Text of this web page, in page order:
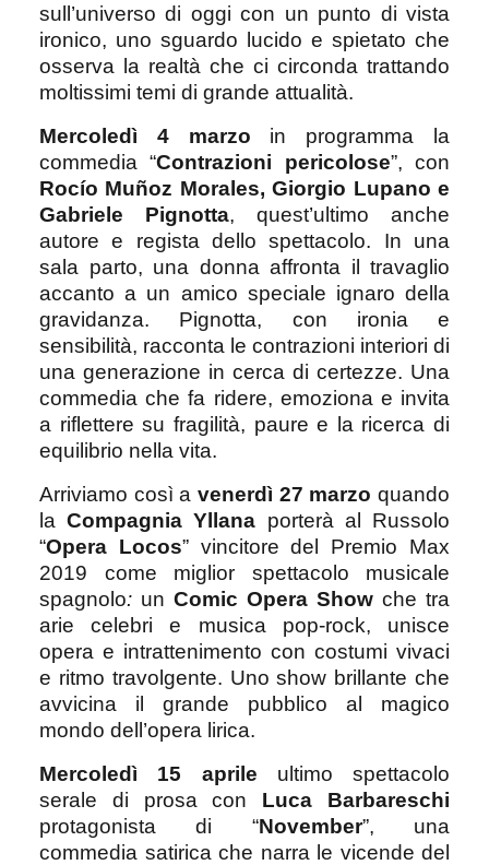
sull’universo di oggi con un punto di vista
ironico, uno sguardo lucido e spietato che
osserva la realtà che ci circonda trattando
moltissimi temi di grande attualità.
Mercoledì 4 marzo in programma la
commedia “Contrazioni pericolose”, con
Rocío Muñoz Morales, Giorgio Lupano e
Gabriele Pignotta, quest’ultimo anche
autore e regista dello spettacolo. In una
sala parto, una donna affronta il travaglio
accanto a un amico speciale ignaro della
gravidanza. Pignotta, con ironia e
sensibilità, racconta le contrazioni interiori di
una generazione in cerca di certezze. Una
commedia che fa ridere, emoziona e invita
a riflettere su fragilità, paure e la ricerca di
equilibrio nella vita.
Arriviamo così a venerdì 27 marzo quando
laCompagnia Yllana porterà al Russolo
“Opera Locos” vincitore del Premio Max
2019 come miglior spettacolo musicale
spagnolo: un Comic Opera Show che tra
arie celebri e musica pop-rock, unisce
opera e intrattenimento con costumi vivaci
e ritmo travolgente. Uno show brillante che
avvicina il grande pubblico al magico
mondo dell’opera lirica.
Mercoledì 15 aprile ultimo spettacolo
serale di prosa con Luca Barbareschi
protagonista di “November”, una
commedia satirica che narra le vicende del